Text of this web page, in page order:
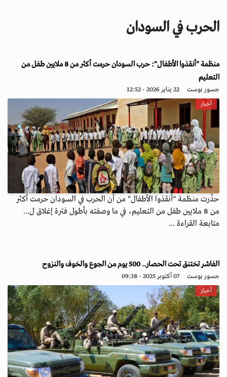
a
o
n
الحرب في السودان
منظمة "أنقذوا الأطفال": حرب السودان حرمت أكثر من 8 ملايين طفل من
التعليم
جسور بوست 22 يناير 2026 - 12:52
أخبار
حذّرت منظمة "أنقذوا الأطفال" من أن الحرب في السودان حرمت أكثر
من 8 ملايين طفل من التعليم، في ما وصفته بأطول فترة إغلاق ل...
متابعة القراءة ...
الفاشر تختنق تحت الحصار.. 500 يوم من الجوع والخوف والنزوح
جسور بوست 07 أكتوبر 2025 - 09:38
أخبار